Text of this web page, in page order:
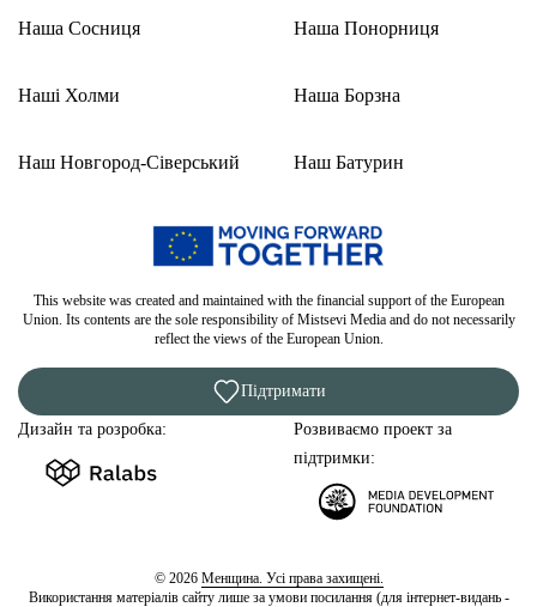
Наша Сосниця
Наші Холми
Наш Новгород-Сіверський
Наша Понорниця
Наша Борзна
Наш Батурин
This website was created and maintained with the financial support of the European
Union. Its contents are the sole responsibility of Mistsevi Media and do not necessarily
reflect the views of the European Union.
Підтримати
Дизайн та розробка:
Розвиваємо проект за
підтримки:
© 2026 Менщина. Усі права захищені.
Використання матеріалів сайту лише за умови посилання (для інтернет-видань -